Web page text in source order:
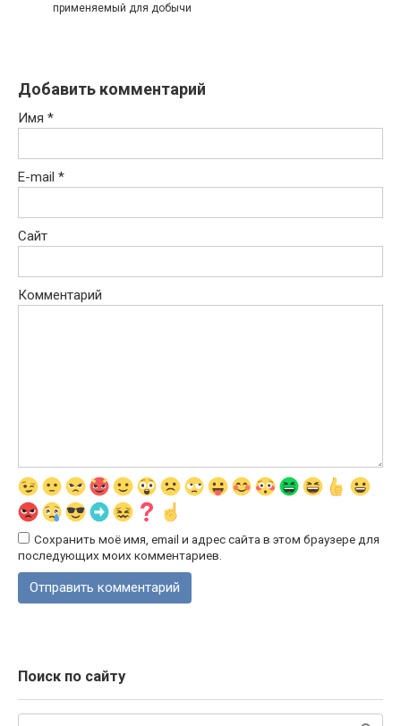
применяемый для добычи
Добавить комментарий
Имя *
E-mail *
Сайт
Комментарий
Сохранить моё имя, email и адрес сайта в этом браузере для
последующих моих комментариев.
Поиск по сайту